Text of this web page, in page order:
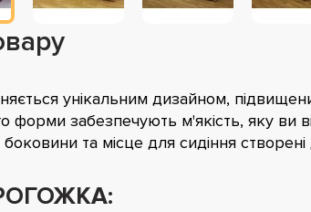
унікальним дизайном,
форми забезпечують м'якість, яку ви
боковини та місце для сидіння